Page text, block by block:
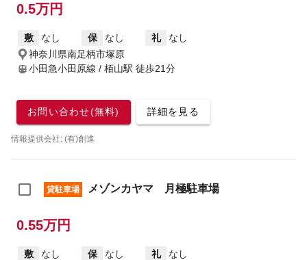
0.5万円
敷 なし 保 なし 礼
なし
神奈川県南足柄市塚原
小田急小田原線 / 栢山駅 徒歩21分
お問い合わせ(無料) 詳細を見る
情報提供会社: (有)創進
貸駐車場 メゾンカヤマ 月極駐車場
0.55万円
敷 なし 保 なし 礼
なし